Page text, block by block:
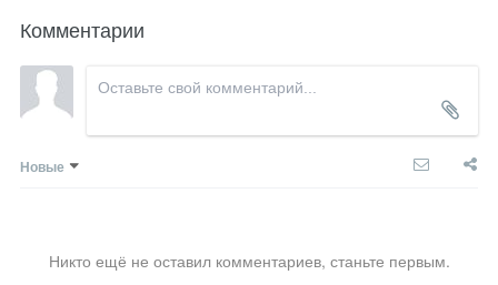
Комментарии
Новые
Никто ещё не оставил комментариев, станьте первым.